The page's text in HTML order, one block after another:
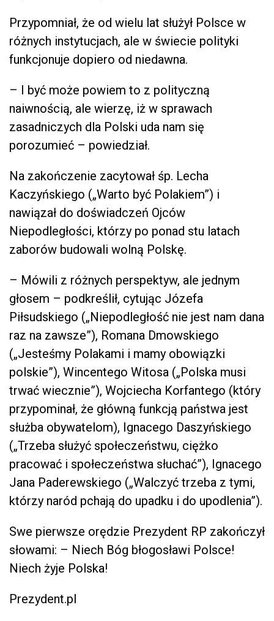
Przypomniał, że od wielu lat służył Polsce w
różnych instytucjach, ale w świecie polityki
funkcjonuje dopiero od niedawna.
– I być może powiem to z polityczną
naiwnością, ale wierzę, iż w sprawach
zasadniczych dla Polski uda nam się
porozumieć – powiedział.
Na zakończenie zacytował śp. Lecha
Kaczyńskiego („Warto być Polakiem”) i
nawiązał do doświadczeń Ojców
Niepodległości, którzy po ponad stu latach
zaborów budowali wolną Polskę.
– Mówili z różnych perspektyw, ale jednym
głosem – podkreślił, cytując Józefa
Piłsudskiego („Niepodległość nie jest nam dana
raz na zawsze”), Romana Dmowskiego
(„Jesteśmy Polakami i mamy obowiązki
polskie”), Wincentego Witosa („Polska musi
trwać wiecznie”), Wojciecha Korfantego (który
przypominał, że główną funkcją państwa jest
służba obywatelom), Ignacego Daszyńskiego
(„Trzeba służyć społeczeństwu, ciężko
pracować i społeczeństwa słuchać”), Ignacego
Jana Paderewskiego („Walczyć trzeba z tymi,
którzy naród pchają do upadku i do upodlenia”).
Swe pierwsze orędzie Prezydent RP zakończył
słowami: – Niech Bóg błogosławi Polsce!
Niech żyje Polska!
Prezydent.pl